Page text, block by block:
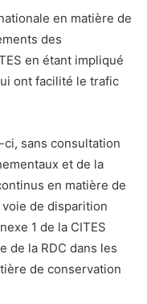
en matière de
des
en étant impliqué
ont facilité le trafic
sans consultation
et de la
en matière de
de disparition
1 de la CITES
de la RDC dans les
de conservation